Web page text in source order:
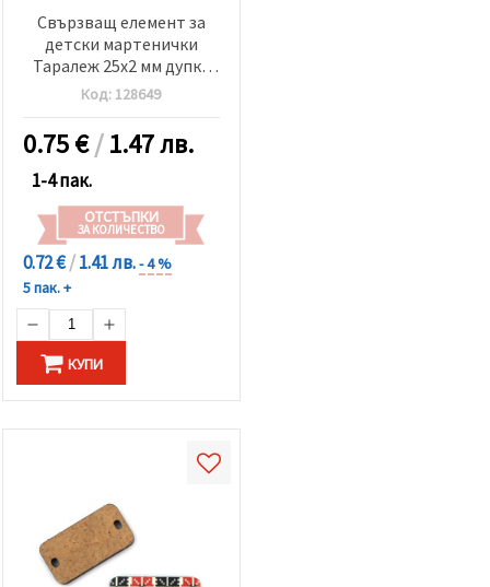
Свързващ елемент за
детски мартенички
Таралеж 25x2 мм дупка
2x3 мм -5 броя
Код: 128649
0.75€/1.47 лв.
1-4 пак.
ОТСТЪПКИ
ЗА КОЛИЧЕСТВО
0.72 €/1.41 лв.- 4 %
5 пак. +
КУПИ